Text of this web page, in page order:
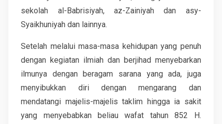
sekolah al-Babrisiyah, az-Zainiyah dan asy-
Syaikhuniyah dan lainnya.
Setelah melalui masa-masa kehidupan yang penuh
dengan kegiatan ilmiah dan berjihad menyebarkan
ilmunya dengan beragam sarana yang ada, juga
menyibukkan diri dengan mengarang dan
mendatangi majelis-majelis taklim hingga ia sakit
yang menyebabkan beliau wafat tahun 852 H.